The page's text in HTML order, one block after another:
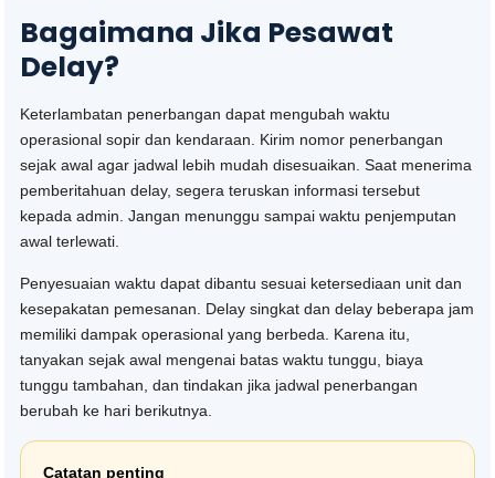
Bagaimana Jika Pesawat
Delay?
Keterlambatan penerbangan dapat mengubah waktu
operasional sopir dan kendaraan. Kirim nomor penerbangan
sejak awal agar jadwal lebih mudah disesuaikan. Saat menerima
pemberitahuan delay, segera teruskan informasi tersebut
kepada admin. Jangan menunggu sampai waktu penjemputan
awal terlewati.
Penyesuaian waktu dapat dibantu sesuai ketersediaan unit dan
kesepakatan pemesanan. Delay singkat dan delay beberapa jam
memiliki dampak operasional yang berbeda. Karena itu,
tanyakan sejak awal mengenai batas waktu tunggu, biaya
tunggu tambahan, dan tindakan jika jadwal penerbangan
berubah ke hari berikutnya.
Catatan penting